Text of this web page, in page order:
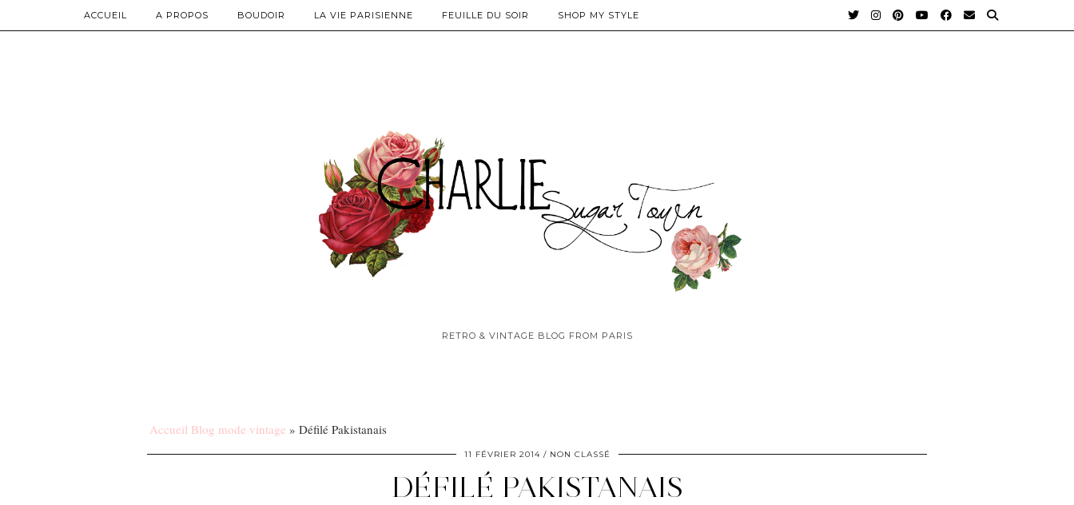
RETRO & VINTAGE BLOG FROM PARIS
ACCUEIL A PROPOS BOUDOIR LA VIE PARISIENNE FEUILLE DU SOIR SHOP MY STYLE
Accueil Blog mode vintage » Défilé Pakistanais
11 FÉVRIER 2014 NON CLASSÉ
DÉFILÉ PAKISTANAIS